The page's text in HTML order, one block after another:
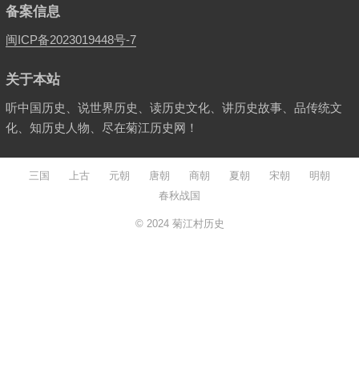
备案信息
闽ICP备2023019448号-7
关于本站
听中国历史、说世界历史、读历史文化、讲历史故事、品传统文
化、知历史人物、尽在菊江历史网！
三国 上古 元朝 唐朝 商朝 夏朝 宋朝
明朝
春秋战国
© 2024 菊江村历史